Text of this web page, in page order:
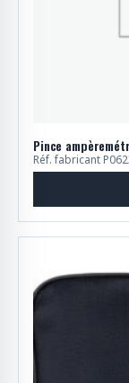
Pince
Réf. fabricant